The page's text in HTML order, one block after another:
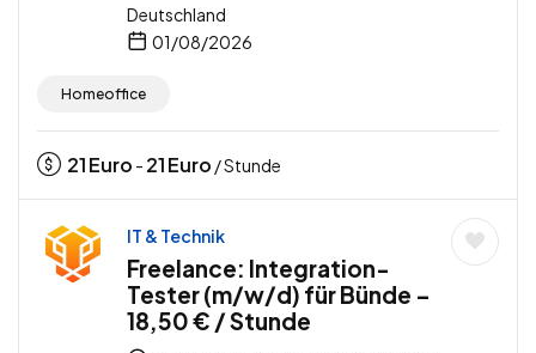
Deutschland
01/08/2026
Homeoffice
21Euro - 21Euro / Stunde
IT & Technik
Freelance: Integration-
Tester (m/w/d) für Bünde –
18,50 € / Stunde